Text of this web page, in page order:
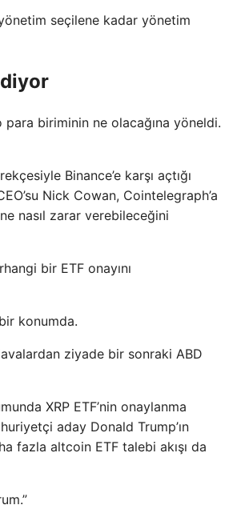
seçilene kadar yönetim
para biriminin ne olacağına yöneldi.
Binance’e karşı açtığı
Nick Cowan, Cointelegraph’a
nasıl zarar verebileceğini
bir ETF onayını
konumda.
ziyade bir sonraki ABD
XRP ETF’nin onaylanma
aday Donald Trump’ın
fazla altcoin ETF talebi akışı da